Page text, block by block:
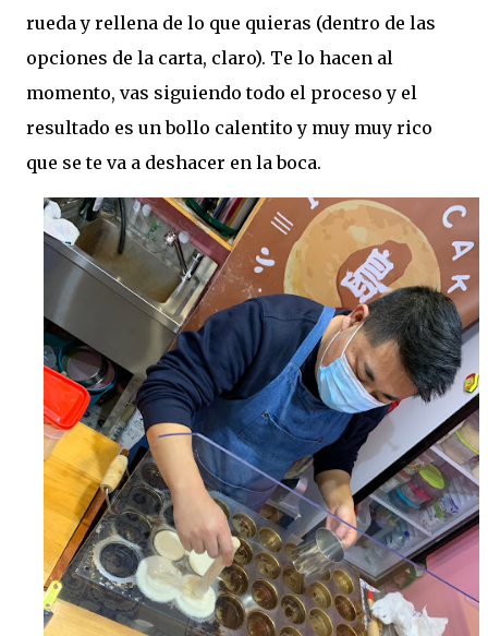
rueda y rellena de lo que quieras (dentro de las
opciones de la carta, claro). Te lo hacen al
momento, vas siguiendo todo el proceso y el
resultado es un bollo calentito y muy muy rico
que se te va a deshacer en la boca.